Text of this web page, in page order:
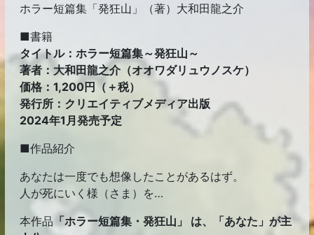
ホラー短篇集「発狂山」（著）大和田龍之介
■書籍
タイトル：ホラー短篇集～発狂山～
著者：大和田龍之介（オオワダリュウノスケ）
価格：1,200円（＋税）
発行所：クリエイティブメディア出版
2024年1月発売予定
■作品紹介
あなたは一度でも想像したことがあるはず。
人が死にいく様（さま）を…
本作品 「ホラー短篇集・発狂山」 は、「あなた」が主